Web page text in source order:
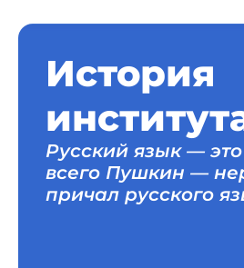
История
Русский язык —
всего Пушкин —
причал русского